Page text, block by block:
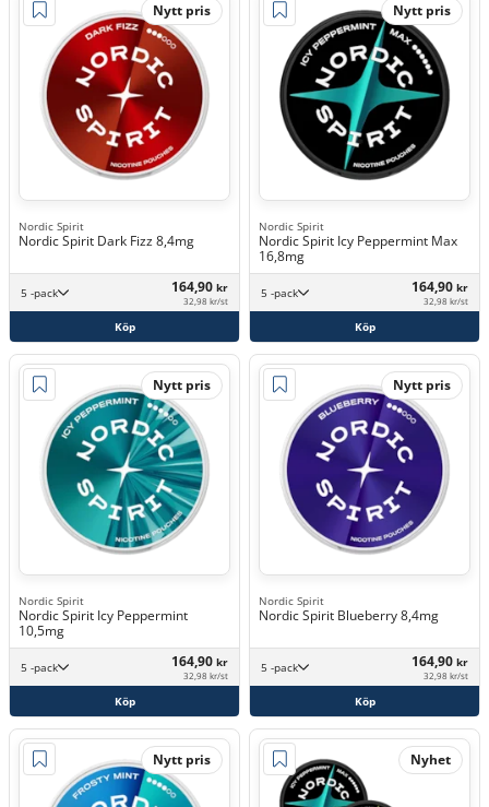
Nytt pris
Nordic Spirit
Nordic Spirit Dark Fizz 8,4mg
5 -pack 164,90 kr
32,98 kr/st
Köp
Nytt pris
Nordic Spirit
Nordic Spirit Icy Peppermint Max
16,8mg
5 -pack 164,90 kr
32,98 kr/st
Köp
Nytt pris
Nordic Spirit
Nordic Spirit Icy Peppermint
10,5mg
5 -pack 164,90 kr
32,98 kr/st
Köp
Nytt pris
Nordic Spirit
Nordic Spirit Blueberry 8,4mg
5 -pack 164,90 kr
32,98 kr/st
Köp
Nytt pris Nyhet